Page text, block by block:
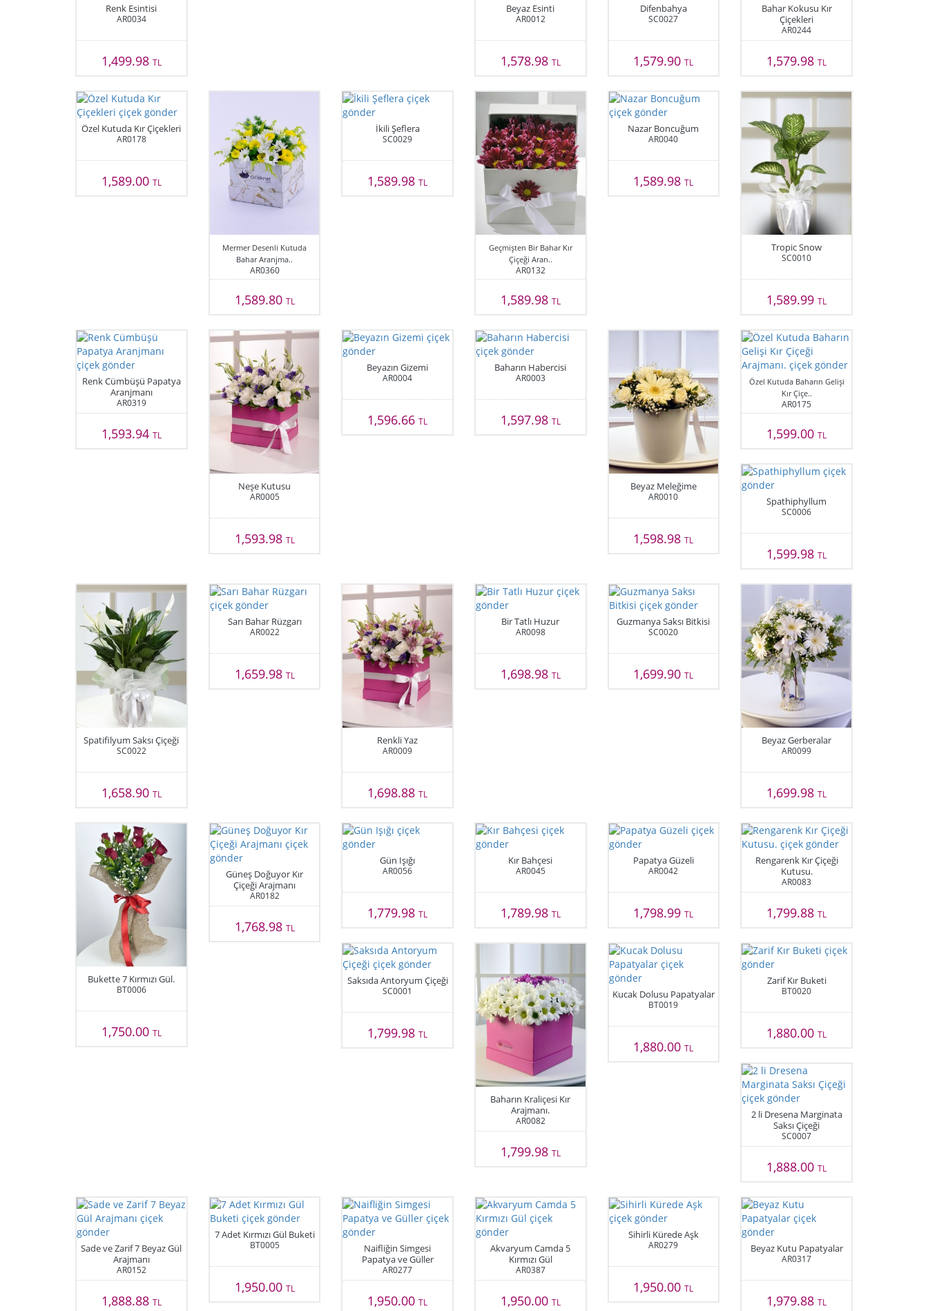
Renk Esintisi
AR0034
1,499.98 TL
Beyaz Esinti
AR0012
1,578.98 TL
Difenbahya
SC0027
1,579.90TL
Bahar Kokusu Kır
Çiçekleri
AR0244
1,579.98TL
Özel Kutuda Kır Çiçekleri
AR0178
1,589.00 TL
Mermer Desenli Kutuda
Bahar Aranjma..
AR0360
1,589.80 TL
İkili Şeflera
SC0029
1,589.98TL
Geçmişten Bir Bahar Kır
Çiçeği Aran..
AR0132
1,589.98 TL
Nazar Boncuğum
AR0040
1,589.98TL
Tropic Snow
SC0010
1,589.99TL
Renk Cümbüşü Papatya
Aranjmanı
AR0319
1,593.94 TL
Neşe Kutusu
AR0005
1,593.98 TL
Beyazın Gizemi
AR0004
1,596.66TL
Baharın Habercisi
AR0003
1,597.98 TL
Beyaz Meleğime
AR0010
1,598.98TL
Özel Kutuda Baharın Gelişi
Kır Çiçe..
AR0175
1,599.00TL
Spathiphyllum
SC0006
1,599.98TL
Spatifilyum Saksı Çiçeği
SC0022
1,658.90 TL
Sarı Bahar Rüzgarı
AR0022
1,659.98 TL
Renkli Yaz
AR0009
1,698.88TL
Bir Tatlı Huzur
AR0098
1,698.98 TL
Guzmanya Saksı Bitkisi
SC0020
1,699.90TL
Beyaz Gerberalar
AR0099
1,699.98TL
Bukette 7 Kırmızı Gül.
BT0006
1,750.00 TL
Güneş Doğuyor Kır
Çiçeği Arajmanı
AR0182
1,768.98 TL
Gün Işığı
AR0056
1,779.98TL
Kır Bahçesi
AR0045
1,789.98 TL
Papatya Güzeli
AR0042
1,798.99TL
Rengarenk Kır Çiçeği
Kutusu.
AR0083
1,799.88TL
Saksıda Antoryum Çiçeği
SC0001
1,799.98TL
Baharın Kraliçesi Kır
Arajmanı.
AR0082
1,799.98 TL
Kucak Dolusu Papatyalar
BT0019
1,880.00TL
Zarif Kır Buketi
BT0020
1,880.00TL
2 li Dresena Marginata
Saksı Çiçeği
SC0007
1,888.00TL
Sade ve Zarif 7 Beyaz Gül
Arajmanı
AR0152
1,888.88 TL
7 Adet Kırmızı Gül Buketi
BT0005
1,950.00 TL
Naifliğin Simgesi
Papatya ve Güller
AR0277
1,950.00TL
Akvaryum Camda 5
Kırmızı Gül
AR0387
1,950.00 TL
Sihirli Kürede Aşk
AR0279
1,950.00TL
Beyaz Kutu Papatyalar
AR0317
1,979.88TL